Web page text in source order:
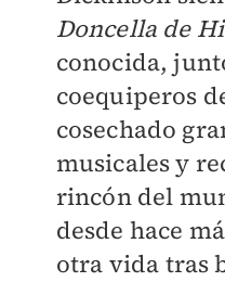
Doncella de
conocida,
coequiperos
cosechado
musicales y
rincón del
desde hace
otra vida tras